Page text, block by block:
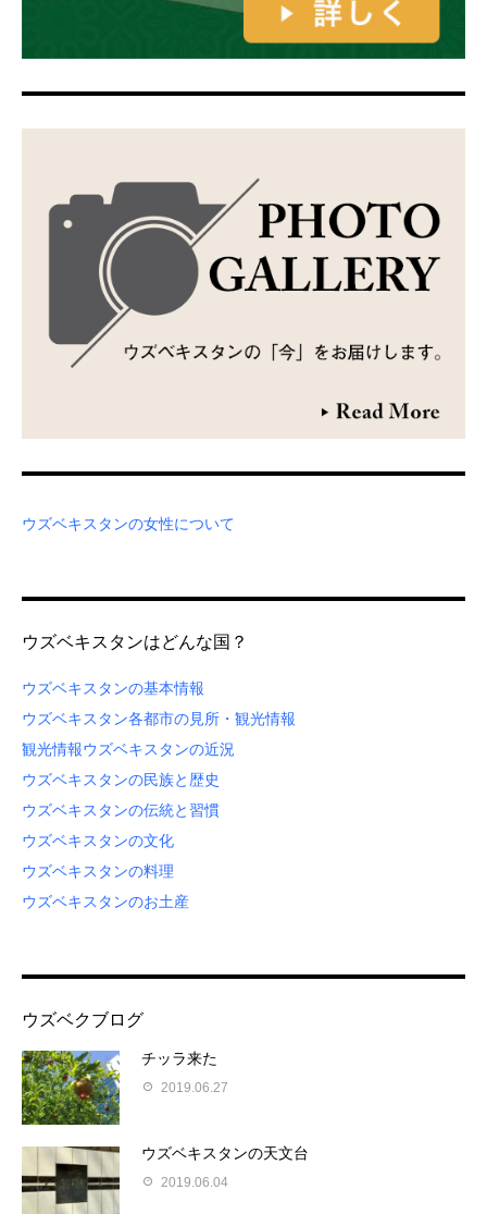
ウズベキスタンの女性について
ウズベキスタンはどんな国？
ウズベキスタンの基本情報
ウズベキスタン各都市の見所・観光情報
観光情報ウズベキスタンの近況
ウズベキスタンの民族と歴史
ウズベキスタンの伝統と習慣
ウズベキスタンの文化
ウズベキスタンの料理
ウズベキスタンのお土産
ウズベクブログ
チッラ来た
2019.06.27
ウズベキスタンの天文台
2019.06.04